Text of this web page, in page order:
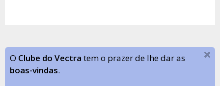
O Clube do Vectra tem o prazer de lhe dar as
boas-vindas.